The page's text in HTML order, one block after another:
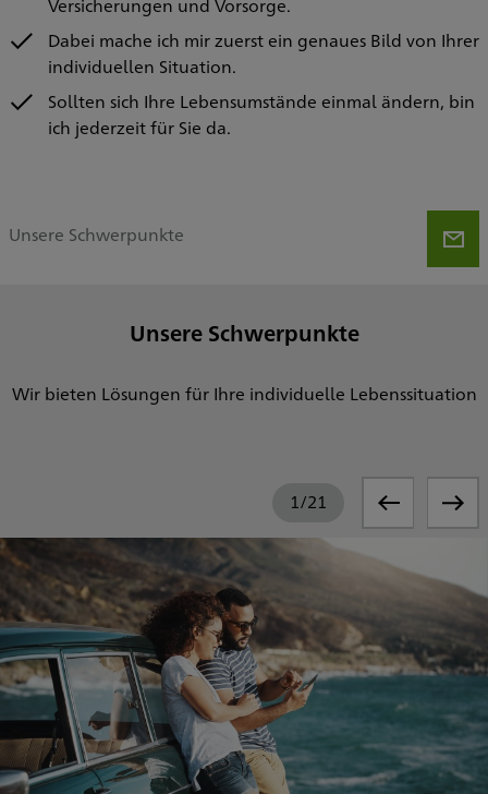
Versicherungen und Vorsorge.
Dabei mache ich mir zuerst ein genaues Bild von Ihrer
individuellen Situation.
Sollten sich Ihre Lebensumstände einmal ändern, bin
ich jederzeit für Sie da.
Unsere Schwerpunkte
Unsere Schwerpunkte
Wir bieten Lösungen für Ihre individuelle Lebenssituation
1/21